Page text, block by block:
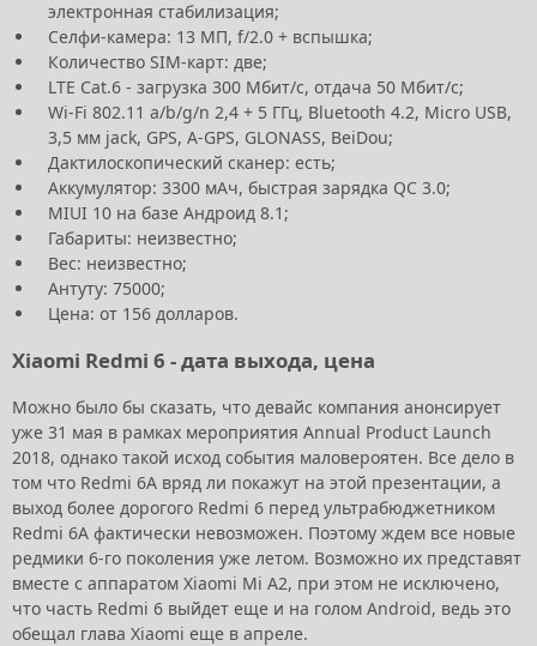
электронная стабилизация;
Селфи-камера: 13 МП, f/2.0 + вспышка;
Количество SIM-карт: две;
LTE Cat.6 - загрузка 300 Мбит/с, отдача 50 Мбит/с;
Wi-Fi 802.11 a/b/g/n 2,4 + 5 ГГц, Bluetooth 4.2, Micro USB,
3,5 мм jack, GPS, A-GPS, GLONASS, BeiDou;
Дактилоскопический сканер: есть;
Аккумулятор: 3300 мАч, быстрая зарядка QC 3.0;
MIUI 10 на базе Андроид 8.1;
Габариты: неизвестно;
Вес: неизвестно;
Антуту: 75000;
Цена: от 156 долларов.
Xiaomi Redmi 6 - дата выхода, цена
Можно было бы сказать, что девайс компания анонсирует
уже 31 мая в рамках мероприятия Annual Product Launch
2018, однако такой исход события маловероятен. Все дело в
том что Redmi 6A вряд ли покажут на этой презентации, а
выход более дорогого Redmi 6 перед ультрабюджетником
Redmi 6A фактически невозможен. Поэтому ждем все новые
редмики 6-го поколения уже летом. Возможно их представят
вместе с аппаратом Xiaomi Mi A2, при этом не исключено,
что часть Redmi 6 выйдет еще и на голом Android, ведь это
обещал глава Xiaomi еще в апреле.